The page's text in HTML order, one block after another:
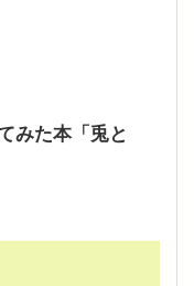
みた本「兎と